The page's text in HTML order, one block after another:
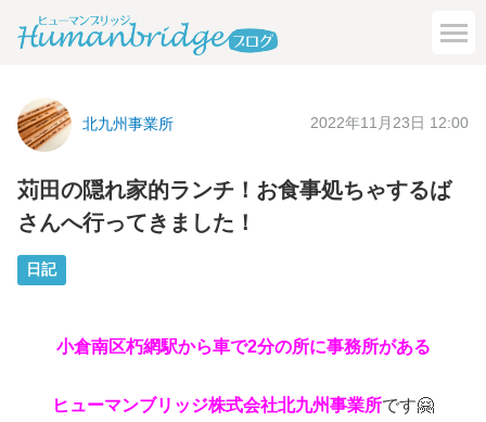
北九州事業所 2022年11月23日 12:00
苅田の隠れ家的ランチ！お食事処ちゃするば
さんへ行ってきました！
日記
小倉南区朽網駅から車で2分の所に事務所がある
ヒューマンブリッジ株式会社北九州事業所です🤗